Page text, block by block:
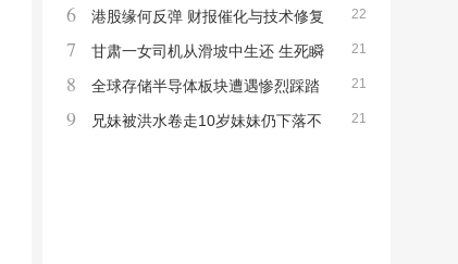
勿盲目跟风
22
6 港股缘何反弹 财报催化与技术修复
21
7
甘肃一女司机从滑坡中生还 生死瞬
间幸存者心路历程
21
8
全球存储半导体板块遭遇惨烈踩踏
高位泡沫破裂
21
9
兄妹被洪水卷走10岁妹妹仍下落不